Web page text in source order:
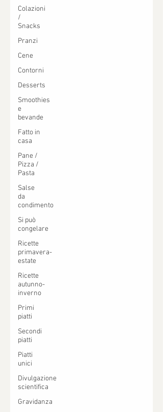
Colazioni
/
Snacks
Pranzi
Cene
Contorni
Desserts
Smoothies
e
bevande
Fatto in
casa
Pane /
Pizza /
Pasta
Salse
da
condimento
Si può
congelare
Ricette
primavera-
estate
Ricette
autunno-
inverno
Primi
piatti
Secondi
piatti
Piatti
unici
Divulgazione
scientifica
Gravidanza